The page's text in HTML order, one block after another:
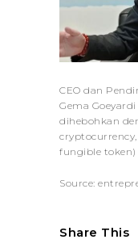
CEO dan
Gema
dihebohkan
fungible token)
Source:
Share This